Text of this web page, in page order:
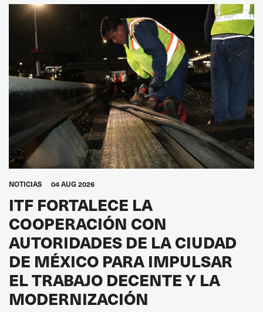
NOTICIAS 04 AUG 2026
ITF FORTALECE LA
COOPERACIÓN CON
AUTORIDADES DE LA CIUDAD
DE MÉXICO PARA IMPULSAR
EL TRABAJO DECENTE Y LA
MODERNIZACIÓN